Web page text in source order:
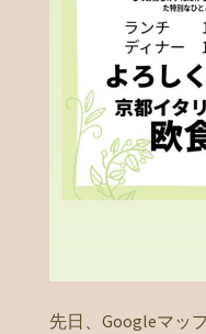
先日、Googleマッ